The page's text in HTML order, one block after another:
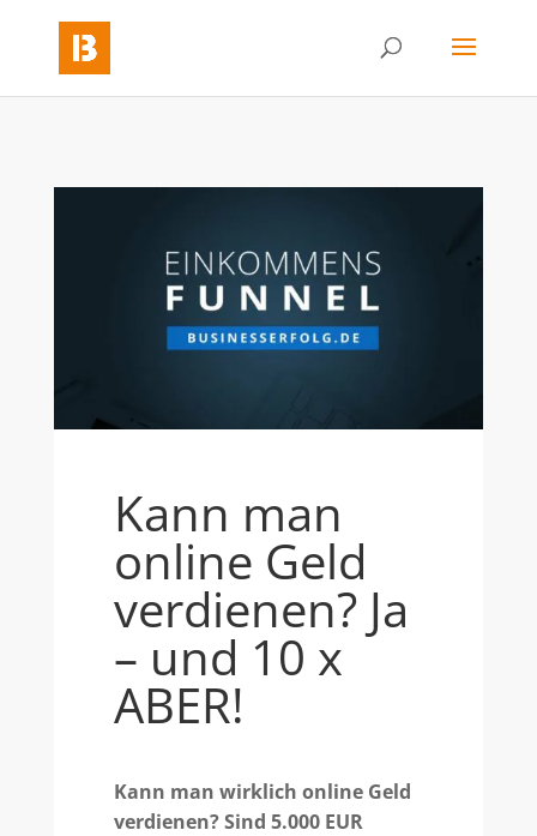
Kann man
online Geld
verdienen? Ja
– und 10 x
ABER!
Kann man wirklich online Geld
verdienen? Sind 5.000 EUR